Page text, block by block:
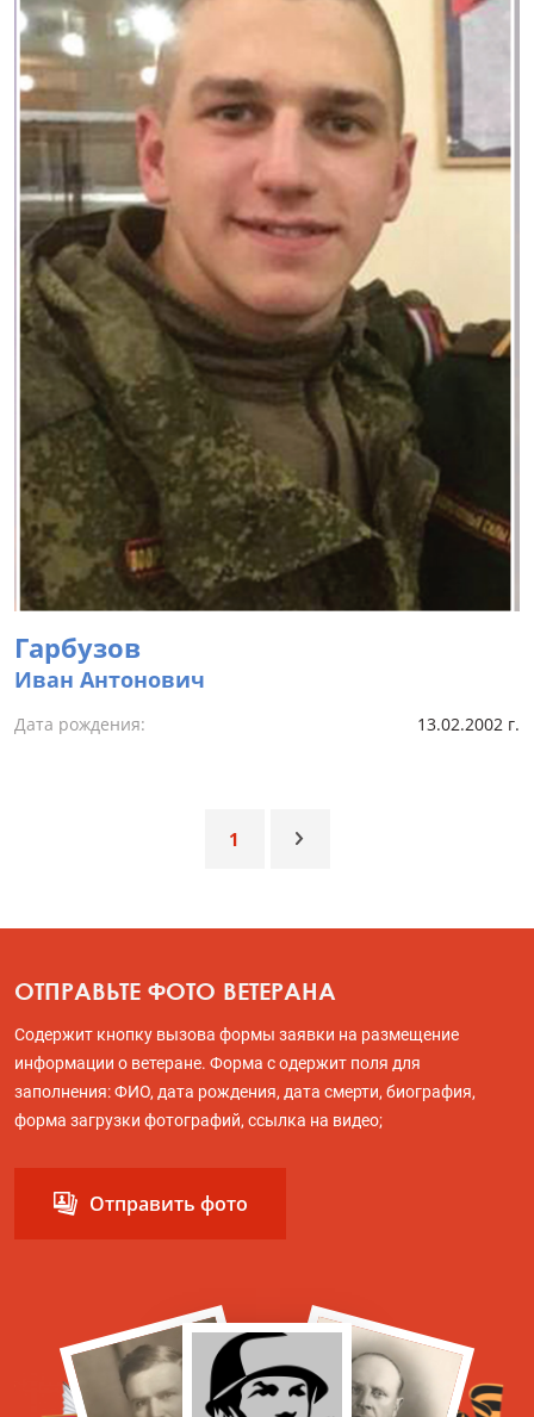
Гарбузов
Иван Антонович
Дата рождения: 13.02.2002 г.
1
ОТПРАВЬТЕ ФОТО ВЕТЕРАНА
Содержит кнопку вызова формы заявки на размещение
информации о ветеране. Форма с одержит поля для
заполнения: ФИО, дата рождения, дата смерти, биография,
форма загрузки фотографий, ссылка на видео;
Отправить фото